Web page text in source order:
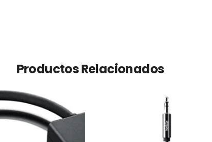
Productos Relacionados